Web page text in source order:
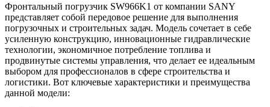
Фронтальный погрузчик SW966K1 от компании SANY
представляет собой передовое решение для выполнения
погрузочных и строительных задач. Модель сочетает в себе
усиленную конструкцию, инновационные гидравлические
технологии, экономичное потребление топлива и
продвинутые системы управления, что делает ее идеальным
выбором для профессионалов в сфере строительства и
логистики. Вот ключевые характеристики и преимущества
данной модели: